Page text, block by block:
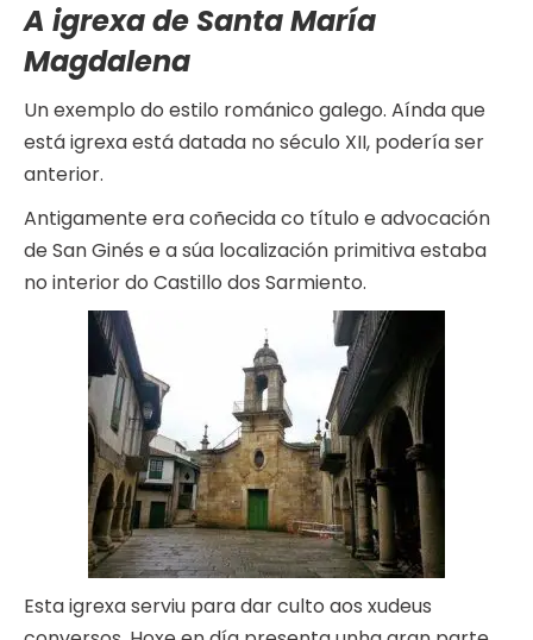
A igrexa de Santa María
Magdalena
Un exemplo do estilo románico galego. Aínda que
está igrexa está datada no século XII, podería ser
anterior.
Antigamente era coñecida co título e advocación
de San Ginés e a súa localización primitiva estaba
no interior do Castillo dos Sarmiento.
Esta igrexa serviu para dar culto aos xudeus